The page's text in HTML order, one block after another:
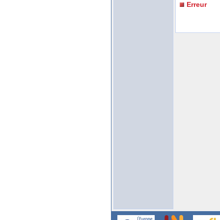
Erreur